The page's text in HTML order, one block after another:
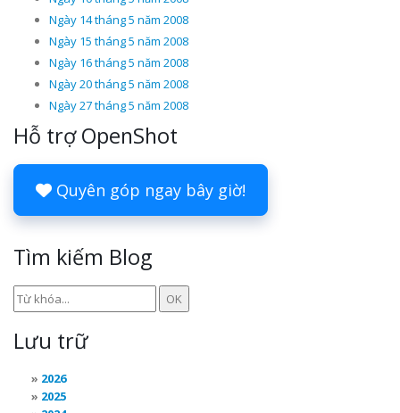
Ngày 14 tháng 5 năm 2008
Ngày 15 tháng 5 năm 2008
Ngày 16 tháng 5 năm 2008
Ngày 20 tháng 5 năm 2008
Ngày 27 tháng 5 năm 2008
Hỗ trợ OpenShot
Quyên góp ngay bây giờ!
Tìm kiếm Blog
Lưu trữ
2026
2025